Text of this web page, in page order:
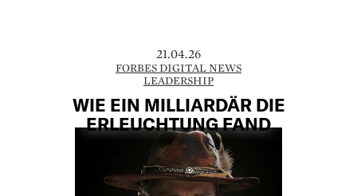
21.04.26
FORBES DIGITAL NEWS
LEADERSHIP
WIE EIN MILLIARDÄR DIE
ERLEUCHTUNG FAND